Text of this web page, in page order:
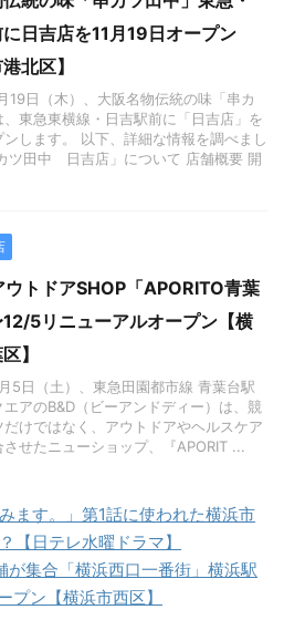
に日吉店を11月19日オープン
北区】
19日（木）、大阪名物伝統の味「串カ
、東急東横線・日吉駅前に「日吉店」を
ンします。 以下、詳細な情報を調べまし
ツ田中 日吉店」について 店舗概要 開
ウトドアSHOP「APORITO青葉
5リニューアルオープン【横
】
5日（土）、東急田園都市線 青葉台駅
アのB&D（ビーアンドディー）は、競
けではなく、アウトドアやヘルスケア
させたニューショップ、『APORIT ...
ます。」第1話に使われた横浜市
【日テレ水曜ドラマ】
が集合「横浜西口一番街」横浜駅
プン【横浜市西区】